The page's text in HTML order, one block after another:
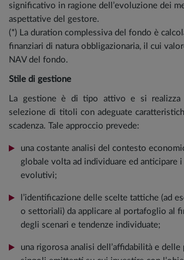
significativo in ragione dell’evoluzione dei
aspettative del gestore.
(*) La duration complessiva del fondo è
finanziari di natura obbligazionaria, il cui
NAV del fondo.
Stile di gestione
La gestione è di tipo attivo e si realizza
selezione di titoli con adeguate
scadenza. Tale approccio prevede:
una costante analisi del contesto
globale volta ad individuare ed anticipare
evolutivi;
l’identificazione delle scelte tattiche (ad
o settoriali) da applicare al portafoglio al
degli scenari e tendenze individuate;
una rigorosa analisi dell’affidabilità e